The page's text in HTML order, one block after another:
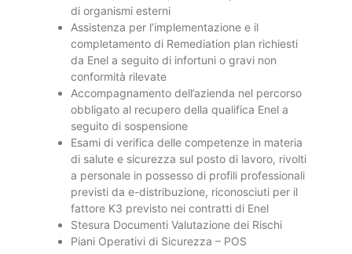
di organismi esterni
Assistenza per l’implementazione e il
completamento di Remediation plan richiesti
da Enel a seguito di infortuni o gravi non
conformità rilevate
Accompagnamento dell’azienda nel percorso
obbligato al recupero della qualifica Enel a
seguito di sospensione
Esami di verifica delle competenze in materia
di salute e sicurezza sul posto di lavoro, rivolti
a personale in possesso di profili professionali
previsti da e-distribuzione, riconosciuti per il
fattore K3 previsto nei contratti di Enel
Stesura Documenti Valutazione dei Rischi
Piani Operativi di Sicurezza – POS